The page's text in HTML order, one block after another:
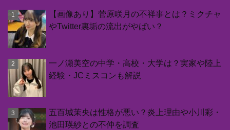
【画像あり】菅原咲月の不祥事とは？ミクチャ
やTwitter裏垢の流出がやばい？
一ノ瀬美空の中学・高校・大学は？実家や陸上
経験・JCミスコンも解説
五百城茉央は性格が悪い？炎上理由や小川彩・
池田瑛紗との不仲を調査